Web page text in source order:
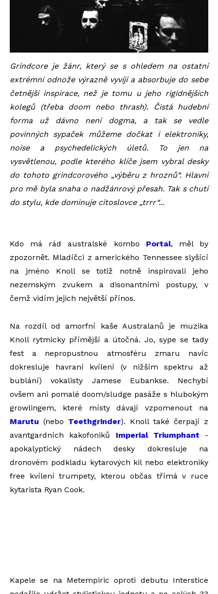
Grindcore je žánr, který se s ohledem na ostatní
extrémní odnože výrazně vyvíjí a absorbuje do sebe
četnější inspirace, než je tomu u jeho rigidnějších
kolegů (třeba doom nebo thrash). Čistá hudební
forma už dávno není dogma, a tak se vedle
povinných sypaček můžeme dočkat i elektroniky,
noise a psychedelických úletů. To jen na
vysvětlenou, podle kterého klíče jsem vybral desky
do tohoto grindcorového „výběru z hroznů“. Hlavní
pro mě byla snaha o nadžánrový přesah. Tak s chutí
do stylu, kde dominuje citoslovce „trrr“...
Kdo má rád australské kombo Portal, měl by
zpozornět. Mladíčci z amerického Tennessee slyšící
na jméno Knoll se totiž notně inspirovali jeho
nezemským zvukem a disonantními postupy, v
čemž vidím jejich největší přínos.
Na rozdíl od amorfní kaše Australanů je muzika
Knoll rytmicky přímější a útočná. Jo, sype se tady
fest a nepropustnou atmosféru zmaru navíc
dokresluje havraní kvílení (v nižším spektru až
bublání) vokalisty Jamese Eubankse. Nechybí
ovšem ani pomalé doom/sludge pasáže s hlubokým
growlingem, které místy dávají vzpomenout na
Marutu (nebo Teethgrinder). Knoll také čerpají z
avantgardních kakofoniků Imperial Triumphant -
apokalyptický nádech desky dokresluje na
dronovém podkladu kytarových kil nebo elektroniky
free kvílení trumpety, kterou občas třímá v ruce
kytarista Ryan Cook.
Kapele se na Metempiric oproti debutu Interstice